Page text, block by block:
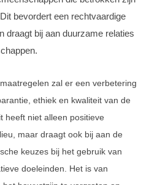
bevordert een rechtvaardige
draagt bij aan duurzame relaties
zal er een verbetering
ethiek en kwaliteit van de
heeft niet alleen positieve
maar draagt ook bij aan de
keuzes bij het gebruik van
doeleinden. Het is van